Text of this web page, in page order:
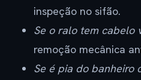
inspeção no sifão.
Se o ralo tem cabelo
remoção mecânica
Se é pia do banheiro